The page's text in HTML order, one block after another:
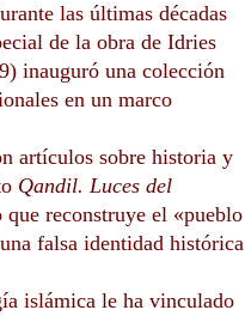
las últimas décadas
de la obra de Idries
inauguró una colección
en un marco
artículos sobre historia y
Qandil. Luces del
que reconstruye el «pueblo
falsa identidad histórica
islámica le ha vinculado